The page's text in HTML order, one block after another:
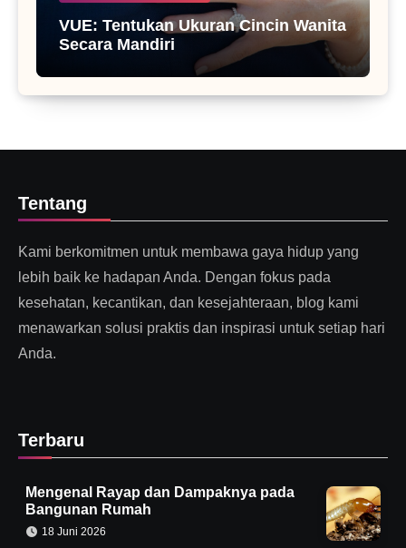
VUE: Tentukan Ukuran Cincin Wanita
Secara Mandiri
Tentang
Kami berkomitmen untuk membawa gaya hidup yang
lebih baik ke hadapan Anda. Dengan fokus pada
kesehatan, kecantikan, dan kesejahteraan, blog kami
menawarkan solusi praktis dan inspirasi untuk setiap hari
Anda.
Terbaru
Mengenal Rayap dan Dampaknya pada
Bangunan Rumah
18 Juni 2026